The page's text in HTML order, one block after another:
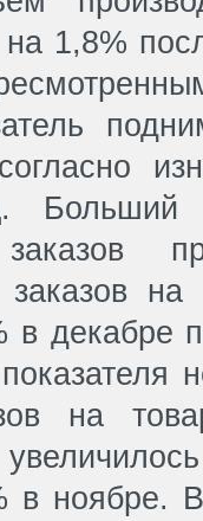
1,8%
на
в декабре
на
в ноябре. В